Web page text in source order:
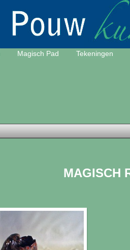
Magisch Pad Tekeningen